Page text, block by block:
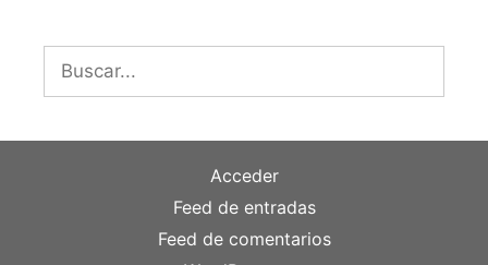
Buscar:
Acceder
Feed de entradas
Feed de comentarios